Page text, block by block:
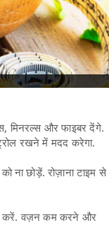
मिनरल्स और फाइबर देंगे.
रखने में मदद करेगा.
ना छोड़ें. रोज़ाना टाइम से
करें. वज़न कम करने और